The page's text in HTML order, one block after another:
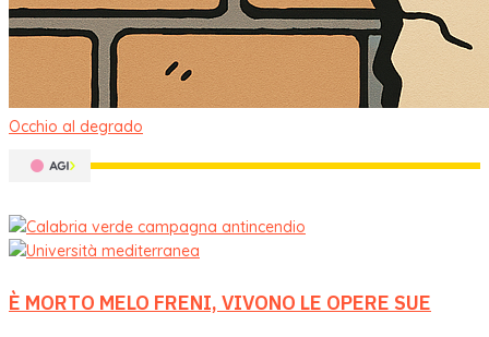
Occhio al degrado
È MORTO MELO FRENI, VIVONO LE OPERE SUE